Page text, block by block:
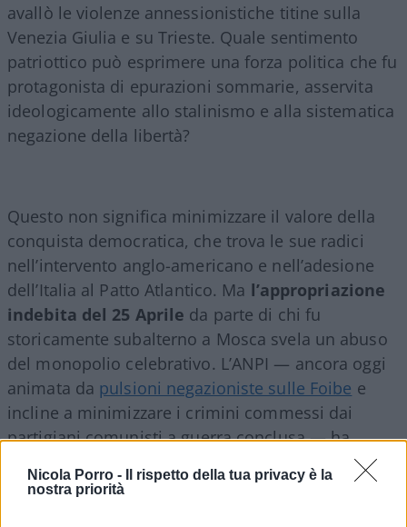
Nicola Porro -
Il rispetto della tua privacy è la
nostra priorità
avallò le violenze annessionistiche titine sulla
Venezia Giulia e su Trieste. Quale sentimento
patriottico può esprimere una forza politica che fu
protagonista di epurazioni sommarie, asservita
ideologicamente allo stalinismo e alla sistematica
negazione della libertà?
Questo non significa minimizzare il valore della
conquista democratica, che trova le sue radici
nell’intervento anglo-americano e nell’adesione
dell’Italia al Patto Atlantico. Ma l’appropriazione
indebita del 25 Aprile da parte di chi fu
storicamente subalterno a Mosca svela un abuso
del monopolio celebrativo. L’ANPI — ancora oggi
animata da pulsioni negazioniste sulle Foibe e
incline a minimizzare i crimini commessi dai
partigiani comunisti a guerra conclusa — ha
rispetto al suo effettivo contributo alla verità